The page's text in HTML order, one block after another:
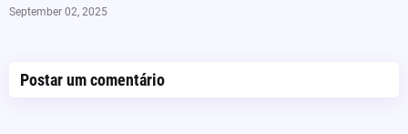
September 02, 2025
Postar um comentário